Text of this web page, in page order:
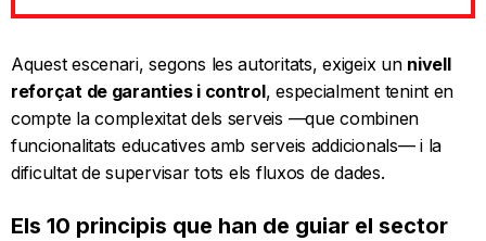
Aquest escenari, segons les autoritats, exigeix un nivell
reforçat de garanties i control, especialment tenint en
compte la complexitat dels serveis —que combinen
funcionalitats educatives amb serveis addicionals— i la
dificultat de supervisar tots els fluxos de dades.
Els 10 principis que han de guiar el sector